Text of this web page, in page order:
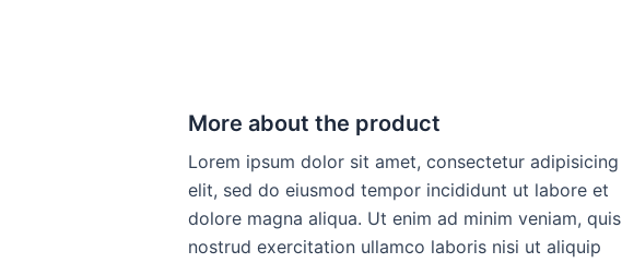
More about the product
Lorem ipsum dolor sit amet, consectetur adipisicing
elit, sed do eiusmod tempor incididunt ut labore et
dolore magna aliqua. Ut enim ad minim veniam, quis
nostrud exercitation ullamco laboris nisi ut aliquip